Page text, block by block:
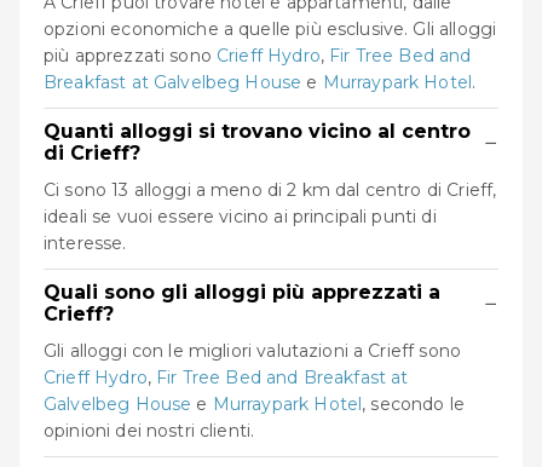
opzioni economiche a quelle più esclusive. Gli alloggi
più apprezzati sono Crieff Hydro, Fir Tree Bed and
Breakfast at Galvelbeg House e Murraypark Hotel.
Quanti alloggi si trovano vicino al centro
di Crieff?
−
Ci sono 13 alloggi a meno di 2 km dal centro di Crieff,
ideali se vuoi essere vicino ai principali punti di
interesse.
Quali sono gli alloggi più apprezzati a
Crieff?
−
Gli alloggi con le migliori valutazioni a Crieff sono
Crieff Hydro, Fir Tree Bed and Breakfast at
Galvelbeg House e Murraypark Hotel, secondo le
opinioni dei nostri clienti.